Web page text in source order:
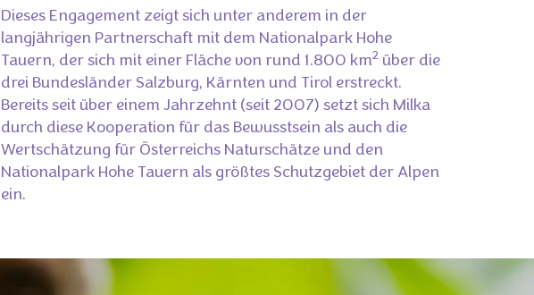
Dieses Engagement zeigt sich unter anderem in der
langjährigen Partnerschaft mit dem Nationalpark Hohe
Tauern, der sich mit einer Fläche von rund 1.800 km2 über die
drei Bundesländer Salzburg, Kärnten und Tirol erstreckt.
Bereits seit über einem Jahrzehnt (seit 2007) setzt sich Milka
durch diese Kooperation für das Bewusstsein als auch die
Wertschätzung für Österreichs Naturschätze und den
Nationalpark Hohe Tauern als größtes Schutzgebiet der Alpen
ein.